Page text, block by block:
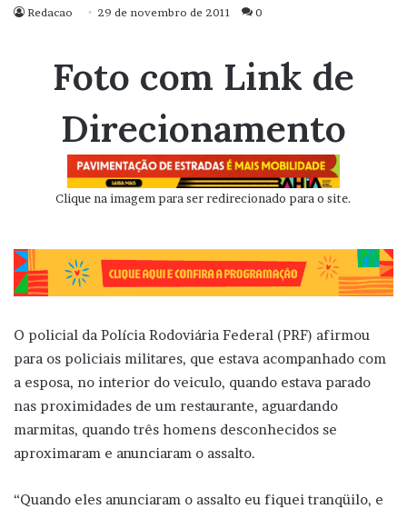
Redacao 29 de novembro de 2011 0
Foto com Link de
Direcionamento
Clique na imagem para ser redirecionado para o site.
O policial da Polícia Rodoviária Federal (PRF) afirmou
para os policiais militares, que estava acompanhado com
a esposa, no interior do veiculo, quando estava parado
nas proximidades de um restaurante, aguardando
marmitas, quando três homens desconhecidos se
aproximaram e anunciaram o assalto.
“Quando eles anunciaram o assalto eu fiquei tranqüilo, e